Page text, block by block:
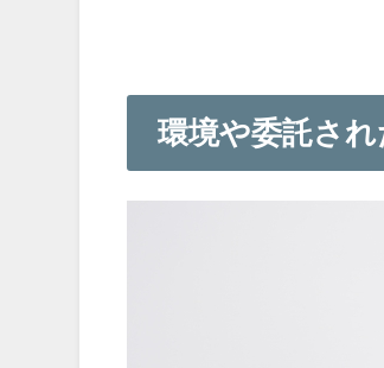
環境や委託さ